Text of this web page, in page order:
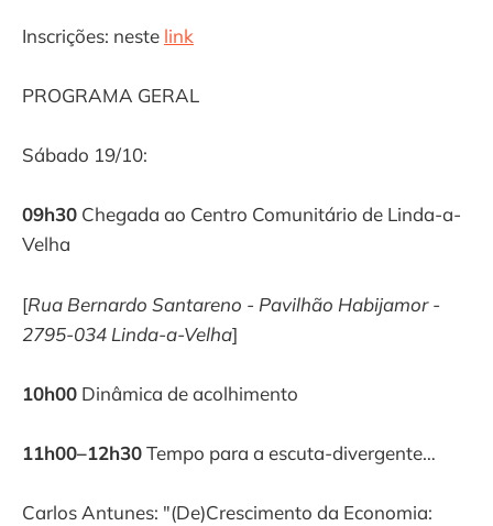
Inscrições: neste link
PROGRAMA GERAL
Sábado 19/10:
09h30 Chegada ao Centro Comunitário de Linda-a-
Velha
[Rua Bernardo Santareno - Pavilhão Habijamor -
2795-034 Linda-a-Velha]
10h00 Dinâmica de acolhimento
11h00–12h30Tempo para a escuta-divergente…
Carlos Antunes: "(De)Crescimento da Economia: